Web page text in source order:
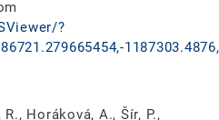
?
Horáková, A., Šír, P.,